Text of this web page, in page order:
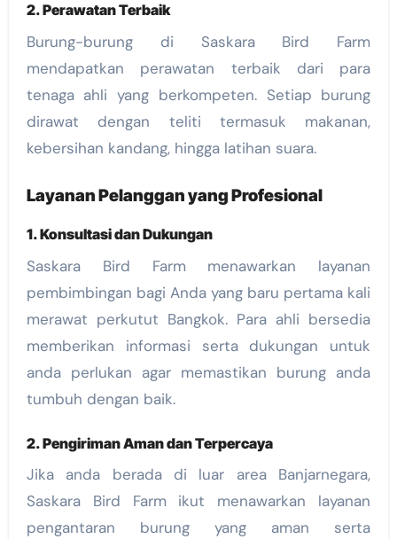
2. Perawatan Terbaik
Burung-burung di Saskara Bird Farm
mendapatkan perawatan terbaik dari para
tenaga ahli yang berkompeten. Setiap burung
dirawat dengan teliti termasuk makanan,
kebersihan kandang, hingga latihan suara.
Layanan Pelanggan yang Profesional
1. Konsultasi dan Dukungan
Saskara Bird Farm menawarkan layanan
pembimbingan bagi Anda yang baru pertama kali
merawat perkutut Bangkok. Para ahli bersedia
memberikan informasi serta dukungan untuk
anda perlukan agar memastikan burung anda
tumbuh dengan baik.
2. Pengiriman Aman dan Terpercaya
Jika anda berada di luar area Banjarnegara,
Saskara Bird Farm ikut menawarkan layanan
pengantaran burung yang aman serta